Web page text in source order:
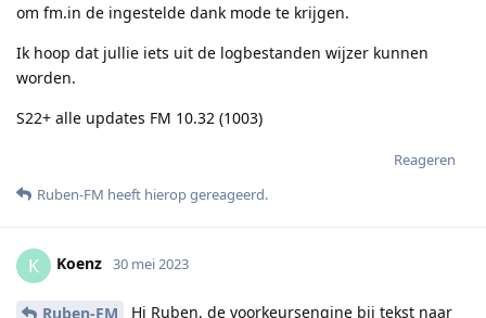
om fm.in de ingestelde dank mode te krijgen.
Ik hoop dat jullie iets uit de logbestanden wijzer kunnen
worden.
S22+ alle updates FM 10.32 (1003)
Reageren
Ruben-FM heeft hierop gereageerd.
K Koenz 30 mei 2023
Ruben-FM
Hi Ruben, de voorkeursengine bij tekst naar